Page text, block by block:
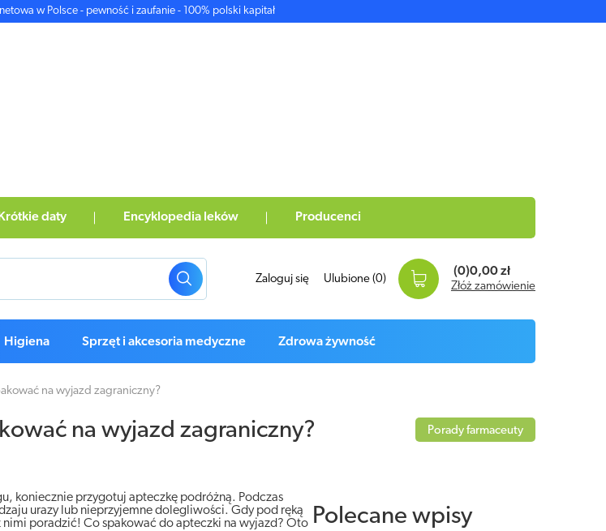
w Polsce - pewność i zaufanie - 100% polski kapitał
Krótkie daty Encyklopedia leków Producenci
Zaloguj się Ulubione (0)
(0)0,00 zł
Złóż zamówienie
Higiena Sprzęt i akcesoria medyczne Zdrowa żywność
na wyjazd zagraniczny?
na wyjazd zagraniczny? Porady farmaceuty
koniecznie przygotuj apteczkę podróżną. Podczas
urazy lub nieprzyjemne dolegliwości. Gdy pod ręką
poradzić! Co spakować do apteczki na wyjazd? Oto Polecane wpisy